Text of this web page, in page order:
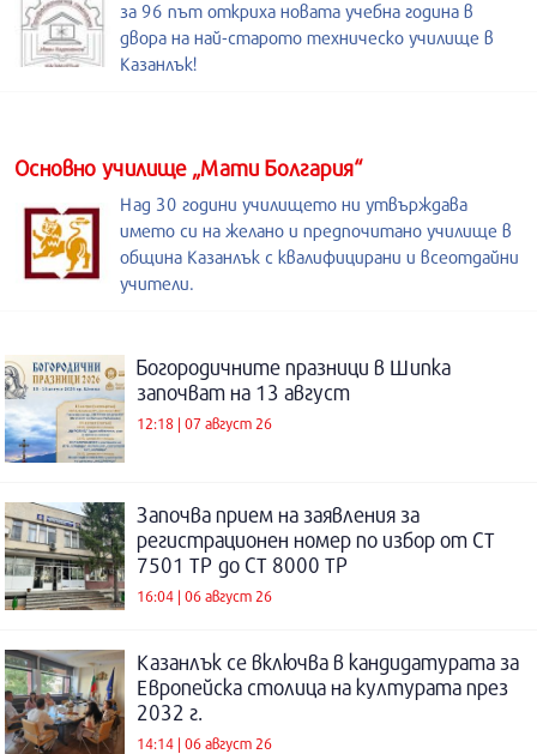
за 96 път откриха новата учебна година в
двора на най-старото техническо училище в
Казанлък!
Основно училище „Мати Болгария“
Над 30 години училището ни утвърждава
името си на желано и предпочитано училище в
община Казанлък с квалифицирани и всеотдайни
учители.
Богородичните празници в Шипка
започват на 13 август
12:18 | 07 август 26
Започва прием на заявления за
регистрационен номер по избор от СТ
7501 ТР до СТ 8000 ТР
16:04 | 06 август 26
Казанлък се включва в кандидатурата за
Европейска столица на културата през
2032 г.
14:14 | 06 август 26